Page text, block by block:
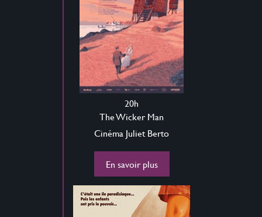
20h
The Wicker Man
Cinéma Juliet Berto
En savoir plus